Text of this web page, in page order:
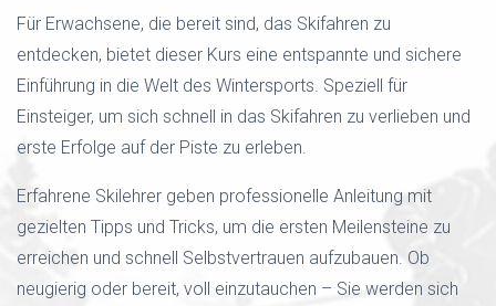
Für Erwachsene, die bereit sind, das Skifahren zu
entdecken, bietet dieser Kurs eine entspannte und sichere
Einführung in die Welt des Wintersports. Speziell für
Einsteiger, um sich schnell in das Skifahren zu verlieben und
erste Erfolge auf der Piste zu erleben.
Erfahrene Skilehrer geben professionelle Anleitung mit
gezielten Tipps und Tricks, um die ersten Meilensteine zu
erreichen und schnell Selbstvertrauen aufzubauen. Ob
neugierig oder bereit, voll einzutauchen – Sie werden sich